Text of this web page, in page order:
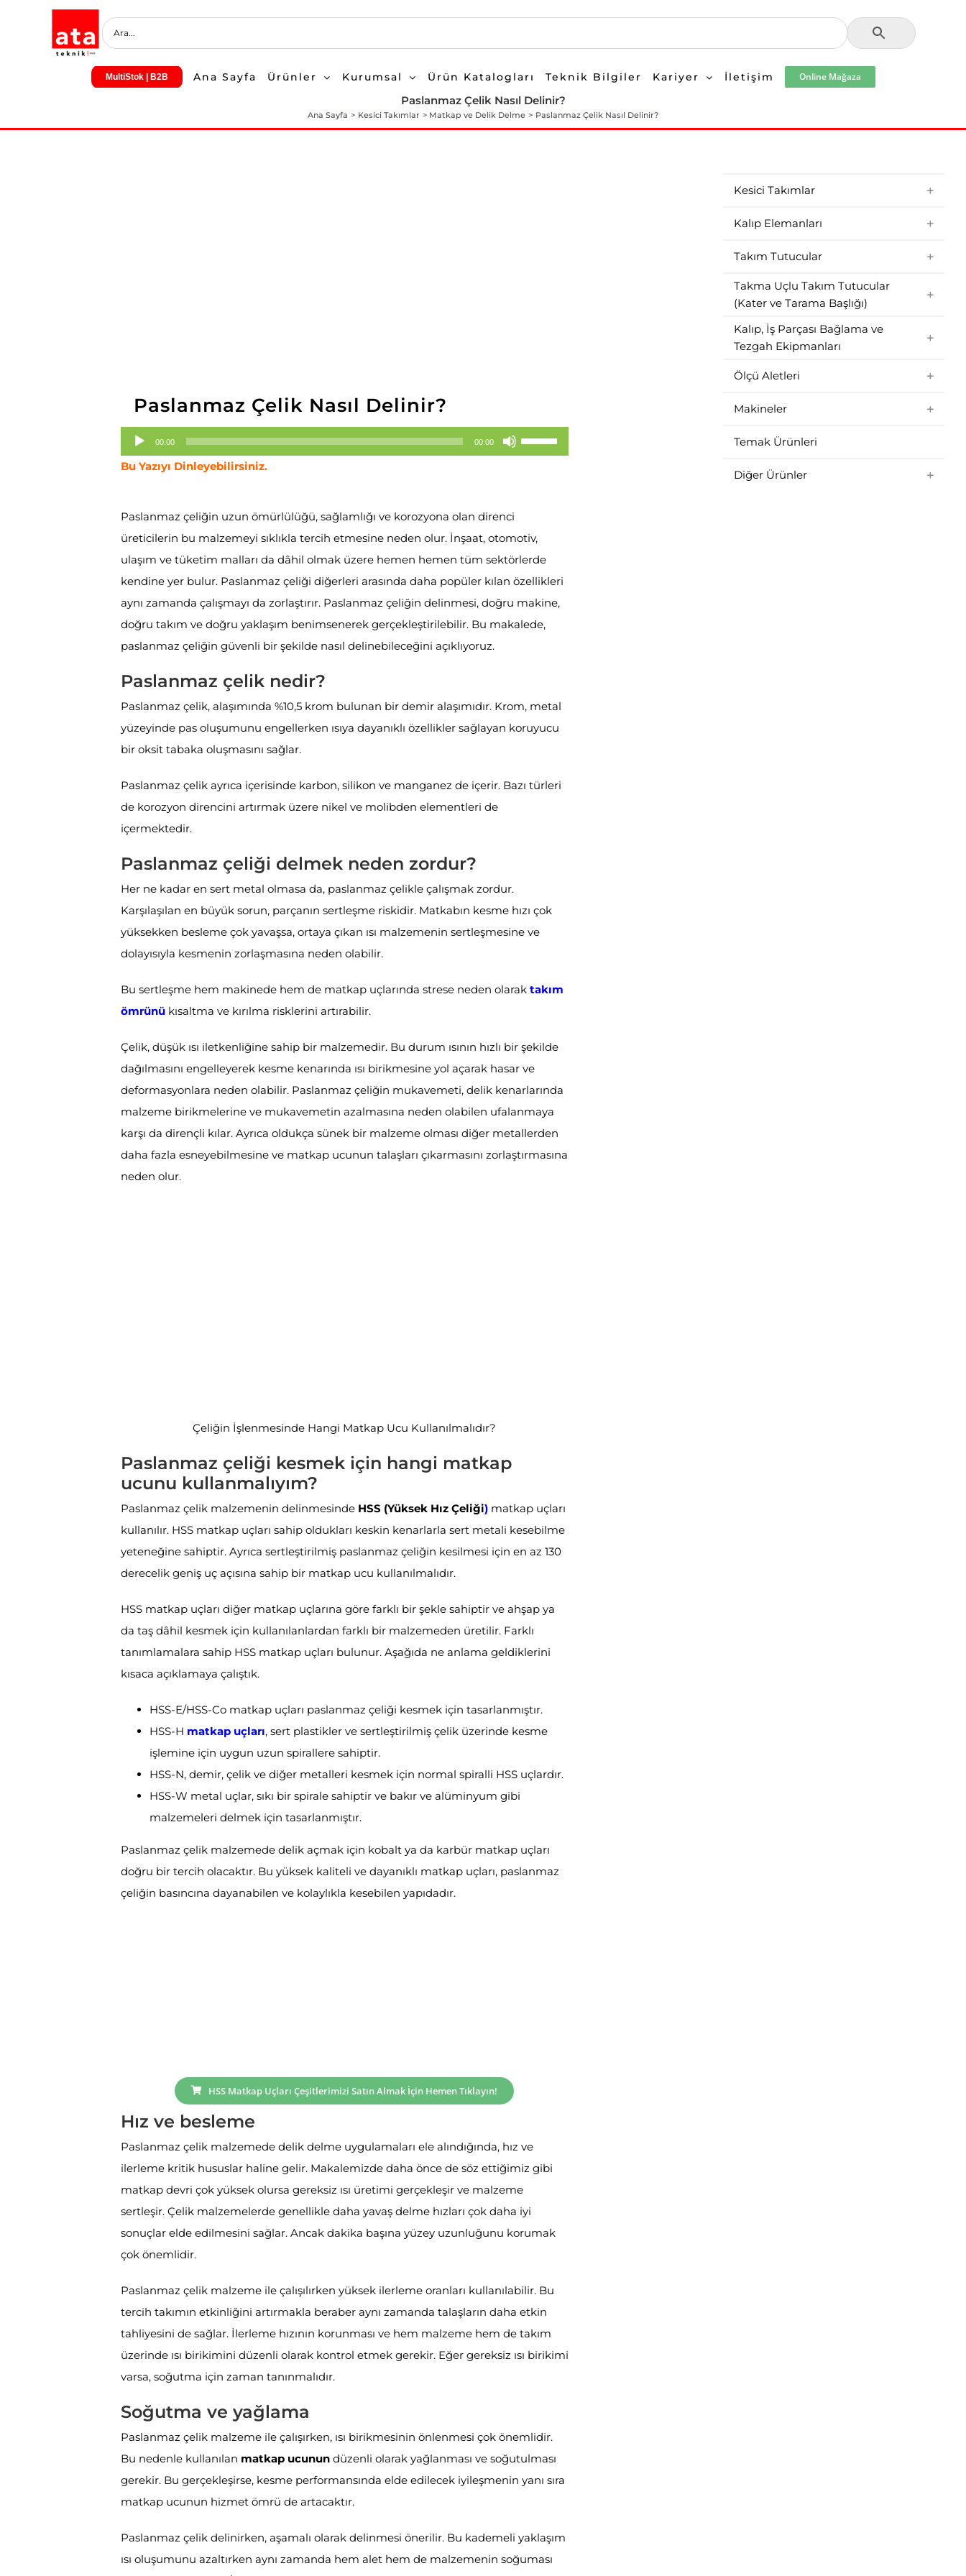
MultiStok | B2B Ana Sayfa Ürünler Kurumsal Ürün Katalogları Teknik Bilgiler Kariyer İletişim Online Mağaza
Paslanmaz Çelik Nasıl Delinir?
Ana Sayfa Kesici Takımlar Matkap ve Delik Delme Paslanmaz Çelik Nasıl Delinir?
Paslanmaz Çelik Nasıl Delinir?
Ses
oynatıcı
00:00 00:00
Yukarı/aşağı
tuşları
ya
da
azaltın.
Bu Yazıyı Dinleyebilirsiniz.
Paslanmaz çeliğin uzun ömürlülüğü, sağlamlığı ve korozyona olan direnci
üreticilerin bu malzemeyi sıklıkla tercih etmesine neden olur. İnşaat, otomotiv,
ulaşım ve tüketim malları da dâhil olmak üzere hemen hemen tüm sektörlerde
kendine yer bulur. Paslanmaz çeliği diğerleri arasında daha popüler kılan özellikleri
aynı zamanda çalışmayı da zorlaştırır. Paslanmaz çeliğin delinmesi, doğru makine,
doğru takım ve doğru yaklaşım benimsenerek gerçekleştirilebilir. Bu makalede,
paslanmaz çeliğin güvenli bir şekilde nasıl delinebileceğini açıklıyoruz.
Paslanmaz çelik nedir?
Paslanmaz çelik, alaşımında %10,5 krom bulunan bir demir alaşımıdır. Krom, metal
yüzeyinde pas oluşumunu engellerken ısıya dayanıklı özellikler sağlayan koruyucu
bir oksit tabaka oluşmasını sağlar.
Paslanmaz çelik ayrıca içerisinde karbon, silikon ve manganez de içerir. Bazı türleri
de korozyon direncini artırmak üzere nikel ve molibden elementleri de
içermektedir.
Paslanmaz çeliği delmek neden zordur?
Her ne kadar en sert metal olmasa da, paslanmaz çelikle çalışmak zordur.
Karşılaşılan en büyük sorun, parçanın sertleşme riskidir. Matkabın kesme hızı çok
yüksekken besleme çok yavaşsa, ortaya çıkan ısı malzemenin sertleşmesine ve
dolayısıyla kesmenin zorlaşmasına neden olabilir.
Bu sertleşme hem makinede hem de matkap uçlarında strese neden olaraktakım
ömrünü kısaltma ve kırılma risklerini artırabilir.
Çelik, düşük ısı iletkenliğine sahip bir malzemedir. Bu durum ısının hızlı bir şekilde
dağılmasını engelleyerek kesme kenarında ısı birikmesine yol açarak hasar ve
deformasyonlara neden olabilir. Paslanmaz çeliğin mukavemeti, delik kenarlarında
malzeme birikmelerine ve mukavemetin azalmasına neden olabilen ufalanmaya
karşı da dirençli kılar. Ayrıca oldukça sünek bir malzeme olması diğer metallerden
daha fazla esneyebilmesine ve matkap ucunun talaşları çıkarmasını zorlaştırmasına
neden olur.
Çeliğin İşlenmesinde Hangi Matkap Ucu Kullanılmalıdır?
Paslanmaz çeliği kesmek için hangi matkap
ucunu kullanmalıyım?
Paslanmaz çelik malzemenin delinmesindeHSS (Yüksek Hız Çeliği)matkap uçları
kullanılır. HSS matkap uçları sahip oldukları keskin kenarlarla sert metali kesebilme
yeteneğine sahiptir. Ayrıca sertleştirilmiş paslanmaz çeliğin kesilmesi için en az 130
derecelik geniş uç açısına sahip bir matkap ucu kullanılmalıdır.
HSS matkap uçları diğer matkap uçlarına göre farklı bir şekle sahiptir ve ahşap ya
da taş dâhil kesmek için kullanılanlardan farklı bir malzemeden üretilir. Farklı
tanımlamalara sahip HSS matkap uçları bulunur. Aşağıda ne anlama geldiklerini
kısaca açıklamaya çalıştık.
HSS-E/HSS-Co matkap uçları paslanmaz çeliği kesmek için tasarlanmıştır.
HSS-H matkap uçları, sert plastikler ve sertleştirilmiş çelik üzerinde kesme
işlemine için uygun uzun spirallere sahiptir.
HSS-N, demir, çelik ve diğer metalleri kesmek için normal spiralli HSS uçlardır.
HSS-W metal uçlar, sıkı bir spirale sahiptir ve bakır ve alüminyum gibi
malzemeleri delmek için tasarlanmıştır.
Paslanmaz çelik malzemede delik açmak için kobalt ya da karbür matkap uçları
doğru bir tercih olacaktır. Bu yüksek kaliteli ve dayanıklı matkap uçları, paslanmaz
çeliğin basıncına dayanabilen ve kolaylıkla kesebilen yapıdadır.
HSS Matkap Uçları Çeşitlerimizi Satın Almak İçin Hemen Tıklayın!
Hız ve besleme
Paslanmaz çelik malzemede delik delme uygulamaları ele alındığında, hız ve
ilerleme kritik hususlar haline gelir. Makalemizde daha önce de söz ettiğimiz gibi
matkap devri çok yüksek olursa gereksiz ısı üretimi gerçekleşir ve malzeme
sertleşir. Çelik malzemelerde genellikle daha yavaş delme hızları çok daha iyi
sonuçlar elde edilmesini sağlar. Ancak dakika başına yüzey uzunluğunu korumak
çok önemlidir.
Paslanmaz çelik malzeme ile çalışılırken yüksek ilerleme oranları kullanılabilir. Bu
tercih takımın etkinliğini artırmakla beraber aynı zamanda talaşların daha etkin
tahliyesini de sağlar. İlerleme hızının korunması ve hem malzeme hem de takım
üzerinde ısı birikimini düzenli olarak kontrol etmek gerekir. Eğer gereksiz ısı birikimi
varsa, soğutma için zaman tanınmalıdır.
Soğutma ve yağlama
Paslanmaz çelik malzeme ile çalışırken, ısı birikmesinin önlenmesi çok önemlidir.
Bu nedenle kullanılan matkap ucunundüzenli olarak yağlanması ve soğutulması
gerekir. Bu gerçekleşirse, kesme performansında elde edilecek iyileşmenin yanı sıra
matkap ucunun hizmet ömrü de artacaktır.
Paslanmaz çelik delinirken, aşamalı olarak delinmesi önerilir. Bu kademeli yaklaşım
ısı oluşumunu azaltırken aynı zamanda hem alet hem de malzemenin soğuması
Kesici Takımlar
Kalıp Elemanları
Takım Tutucular
Takma Uçlu Takım Tutucular
(Kater ve Tarama Başlığı)
Kalıp, İş Parçası Bağlama ve
Tezgah Ekipmanları
Ölçü Aletleri
Makineler
Temak Ürünleri
Diğer Ürünler